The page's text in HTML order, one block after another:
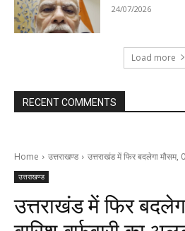
24/07/2026
Load more
RECENT COMMENTS